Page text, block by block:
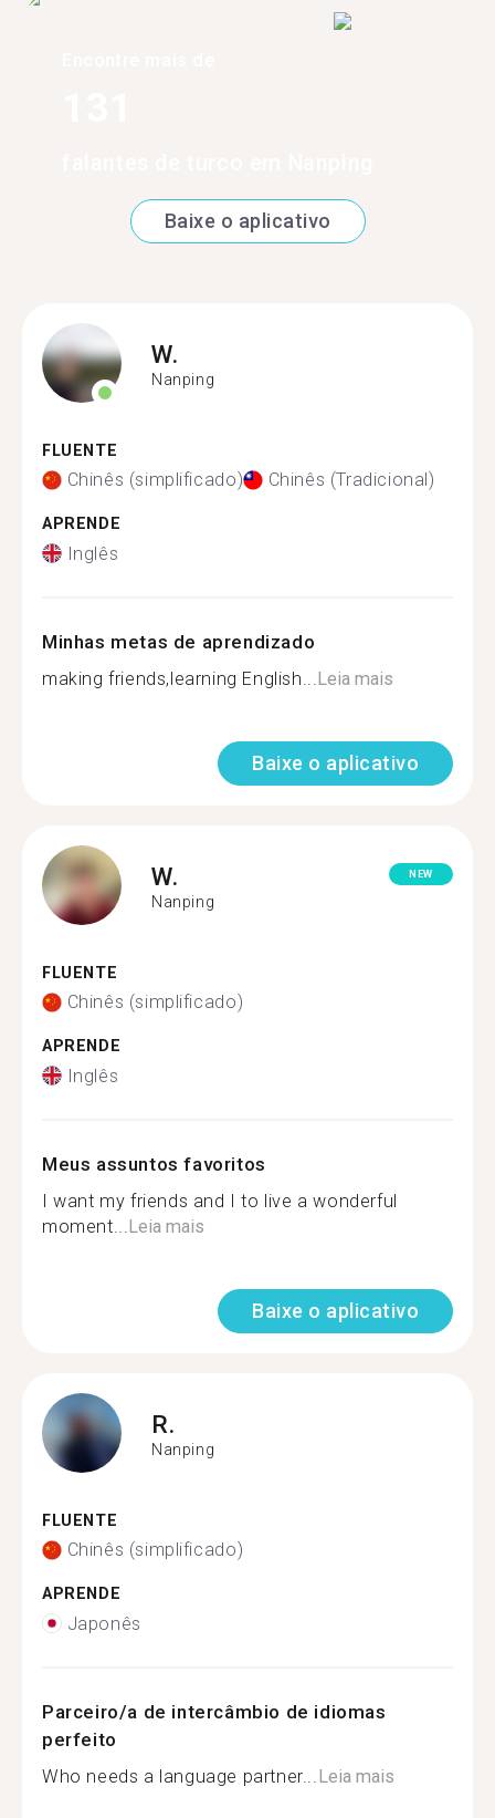
Baixe o aplicativo
W.
Nanping
FLUENTE
Chinês (simplificado) Chinês (Tradicional)
APRENDE
Inglês
Minhas metas de aprendizado
making friends,learning English... Leia mais
Baixe o aplicativo
W.
Nanping
NEW
FLUENTE
Chinês (simplificado)
APRENDE
Inglês
Meus assuntos favoritos
I want my friends and I to live a wonderful
moment... Leia mais
Baixe o aplicativo
R.
Nanping
FLUENTE
Chinês (simplificado)
APRENDE
Japonês
Parceiro/a de intercâmbio de idiomas
perfeito
Who needs a language partner... Leia mais